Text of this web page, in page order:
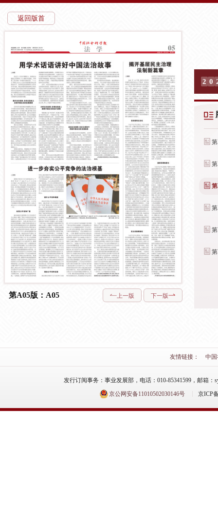
返回版首
第A05版：A05 上一版 下一版
2 0
专刊1
友情链接： 中
发行订阅事务：事业发展部，电话：010-85341599，邮箱：
京公网安备11010502030146号
京ICP